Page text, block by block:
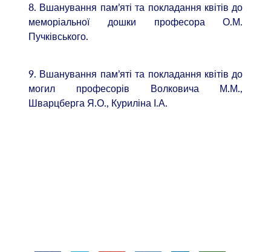
8. Вшанування пам’яті та покладання квітів до
меморіальної дошки професора О.М.
Пучківського.
9. Вшанування пам’яті та покладання квітів до
могил професорів Волковича М.М.,
Шварцберга Я.О., Куриліна І.А.